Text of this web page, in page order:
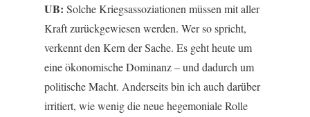
UB: Solche Kriegsassoziationen müssen mit aller
Kraft zurückgewiesen werden. Wer so spricht,
verkennt den Kern der Sache. Es geht heute um
eine ökonomische Dominanz – und dadurch um
politische Macht. Anderseits bin ich auch darüber
irritiert, wie wenig die neue hegemoniale Rolle